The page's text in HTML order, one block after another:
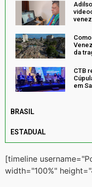
da
CTB
em
BRASIL
ESTADUAL
[timeline
width="100%"